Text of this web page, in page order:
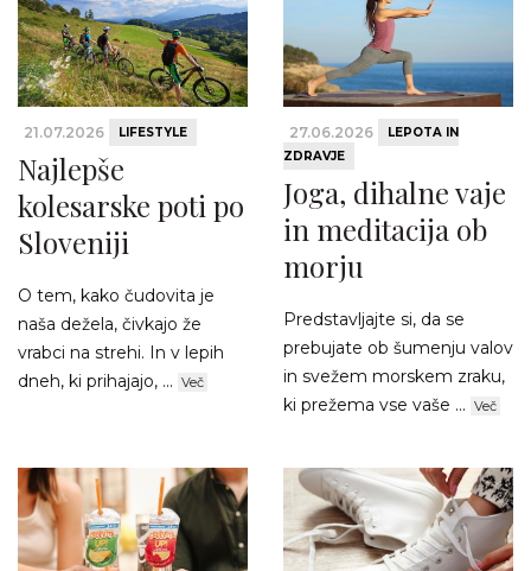
21.07.2026 LIFESTYLE
Najlepše
kolesarske poti po
Sloveniji
O tem, kako čudovita je
naša dežela, čivkajo že
vrabci na strehi. In v lepih
dneh, ki prihajajo, ... Več
27.06.2026
LEPOTA IN
ZDRAVJE
Joga, dihalne vaje
in meditacija ob
morju
Predstavljajte si, da se
prebujate ob šumenju valov
in svežem morskem zraku,
ki prežema vse vaše ... Več